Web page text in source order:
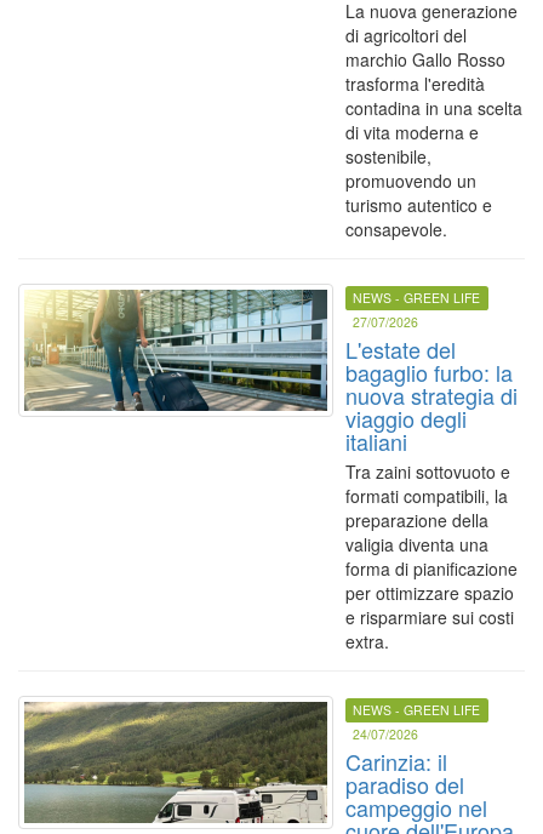
La nuova generazione
di agricoltori del
marchio Gallo Rosso
trasforma l'eredità
contadina in una scelta
di vita moderna e
sostenibile,
promuovendo un
turismo autentico e
consapevole.
NEWS - GREEN LIFE
27/07/2026
L'estate del
bagaglio furbo: la
nuova strategia di
viaggio degli
italiani
Tra zaini sottovuoto e
formati compatibili, la
preparazione della
valigia diventa una
forma di pianificazione
per ottimizzare spazio
e risparmiare sui costi
extra.
NEWS - GREEN LIFE
24/07/2026
Carinzia: il
paradiso del
campeggio nel